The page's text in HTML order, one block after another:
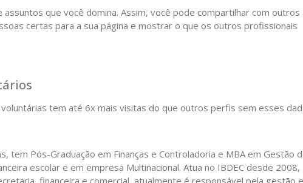
que você domina. Assim, você pode compartilhar com outros
certas para a sua página e mostrar o que os outros profissionais
tem até 6x mais visitas do que outros perfis sem esses
tem Pós-Graduação em Finanças e Controladoria e MBA em Gestão
escolar e em empresa Multinacional. Atua no IBDEC desde 2008,
financeira e comercial, atualmente é responsável pela gestão e